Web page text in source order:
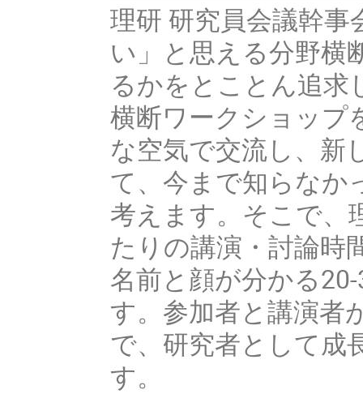
理研 研究員会議幹
い」と思える分野横
るかをとことん追求
横断ワークショップ
な空気で交流し、新
て、今まで知らなか
考えます。そこで、
たりの講演・討論時
名前と顔が分かる
す。参加者と講演者
で、研究者として成
す。